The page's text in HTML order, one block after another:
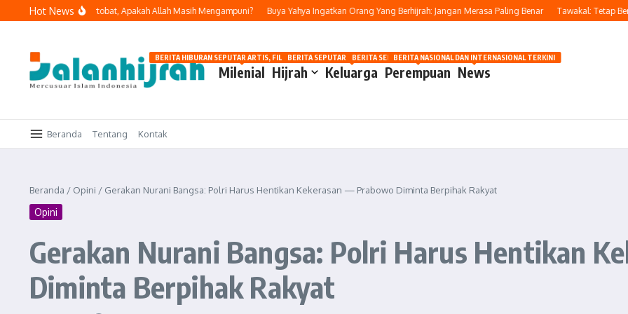
Lewati ke konten
Hot News
Dosa dan Bertobat, Apakah Allah Masih Mengampuni? Buya Yahya Ingatkan Orang Yang Berhijrah: Jangan Merasa Paling Benar Tawakal: Tetap
Milenial
BERITA HIBURAN SEPUTAR ARTIS, FILM, DAN GOSIP
Hijrah Keluarga
BERITA SEPUTAR OTOMOTIF HARI INI
Perempuan
BERITA SEPUTAR KECANTIKAN WANITA
News
BERITA NASIONAL DAN INTERNASIONAL TERKINI
Beranda Tentang Kontak
Beranda / Opini / Gerakan Nurani Bangsa: Polri Harus Hentikan Kekerasan — Prabowo Diminta Berpihak Rakyat
Opini
Gerakan Nurani Bangsa: Polri Harus Hentikan
Diminta Berpihak Rakyat